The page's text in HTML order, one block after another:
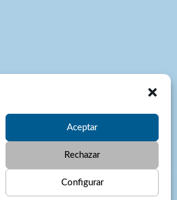
Aceptar
Rechazar
Configurar